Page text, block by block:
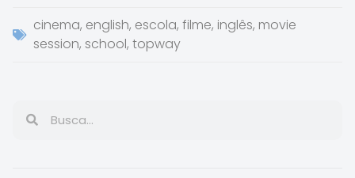
cinema, english, escola, filme, inglês, movie
session, school, topway